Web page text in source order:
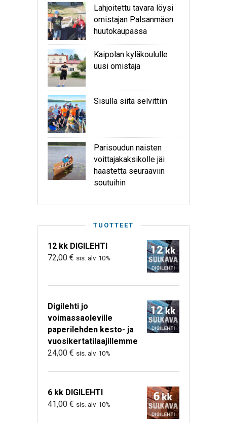
Lahjoitettu tavara löysi
omistajan Palsanmäen
huutokaupassa
Kaipolan kyläkoululle
uusi omistaja
Sisulla siitä selvittiin
Parisoudun naisten
voittajakaksikolle jäi
haastetta seuraaviin
soutuihin
TUOTTEET
12 kk DIGILEHTI
72,00 € sis. alv. 10%
Digilehti jo
voimassaoleville
paperilehden kesto- ja
vuosikertatilaajillemme
24,00 € sis. alv. 10%
6 kk DIGILEHTI
41,00 € sis. alv. 10%